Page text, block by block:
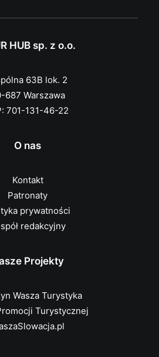
HUB sp. z o.o.
63B lok. 2
687 Warszawa
701-131-46-22
O nas
Kontakt
Patronaty
prywatności
redakcyjny
Projekty
Wasza Turystyka
Turystycznej